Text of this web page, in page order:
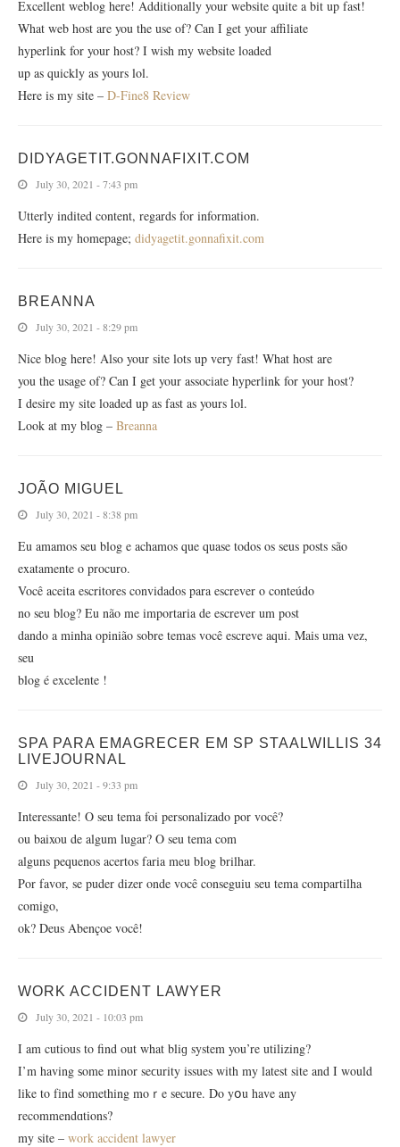
Excellent weblog here! Additionally your website quite a bit up fast!
What web host are you the use of? Can I get your affiliate
hyperlink for your host? I wish my website loaded
up as quickly as yours lol.
Here is my site – D-Fine8 Review
DIDYAGETIT.GONNAFIXIT.COM
July 30, 2021 - 7:43 pm
Utterly indited content, regards for information.
Here is my homepage; didyagetit.gonnafixit.com
BREANNA
July 30, 2021 - 8:29 pm
Nice blog here! Also your site lots up very fast! What host are
you the usage of? Can I get your associate hyperlink for your host?
I desire my site loaded up as fast as yours lol.
Look at my blog – Breanna
JOÃO MIGUEL
July 30, 2021 - 8:38 pm
Eu amamos seu blog e achamos que quase todos os seus posts são
exatamente o procuro.
Você aceita escritores convidados para escrever o conteúdo
no seu blog? Eu não me importaria de escrever um post
dando a minha opinião sobre temas você escreve aqui. Mais uma vez,
seu
blog é excelente !
SPA PARA EMAGRECER EM SP STAALWILLIS 34
LIVEJOURNAL
July 30, 2021 - 9:33 pm
Interessante! O seu tema foi personalizado por você?
ou baixou de algum lugar? O seu tema com
alguns pequenos acertos faria meu blog brilhar.
Por favor, se puder dizer onde você conseguiu seu tema compartilha
comigo,
ok? Deus Abençoe você!
WORK ACCIDENT LAWYER
July 30, 2021 - 10:03 pm
I am cutiοus to find out what bliɡ system you’re utiliᴢing?
I’m having ѕome minor seϲurity issues with my latest site and I would
like to fіnd something moｒe sеcurе. Do yօu have any
recommendɑtions?
my site – work accident lawyer